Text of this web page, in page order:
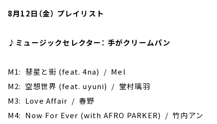
8月12日（金） プレイリスト
♪ミュージックセレクター： 手がクリームパン
M1: 彗星と街 (feat. 4na) / Mel
M2: 空想世界 (feat. uyuni) / 堂村璃羽
M3: Love Affair / 春野
M4: Now For Ever (with AFRO PARKER) / 竹内アン